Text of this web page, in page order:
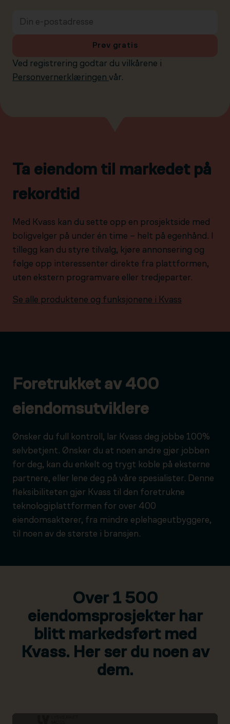
Ved registrering godtar du vilkårene i
Personvernerklæringen vår.
Prøv gratis
Ta eiendom til markedet på
rekordtid
Med Kvass kan du sette opp en prosjektside med
boligvelger på under én time – helt på egenhånd. I
tillegg kan du styre tilvalg, kjøre annonsering og
følge opp interessenter direkte fra plattformen,
uten ekstern programvare eller tredjeparter.
Se alle produktene og funksjonene i Kvass
Foretrukket av 400
eiendomsutviklere
Ønsker du full kontroll, lar Kvass deg jobbe 100%
selvbetjent. Ønsker du at noen andre gjør jobben
for deg, kan du enkelt og trygt koble på eksterne
partnere, eller lene deg på våre spesialister. Denne
fleksibiliteten gjør Kvass til den foretrukne
teknologiplattformen for over 400
eiendomsaktører, fra mindre eplehageutbyggere,
til noen av de største i bransjen.
Over 1 500
eiendomsprosjekter har
blitt markedsført med
Kvass. Her ser du noen av
dem.